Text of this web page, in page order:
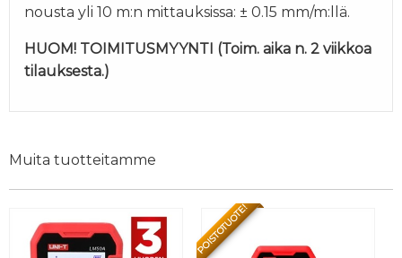
nousta yli 10 m:n mittauksissa: ± 0.15 mm/m:llä.
HUOM! TOIMITUSMYYNTI (Toim. aika n. 2 viikkoa
tilauksesta.)
Muita tuotteitamme
POISTOTUOTE!